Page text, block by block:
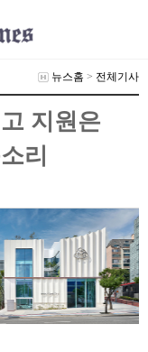
뉴스홈 > 전체기사
지원은
리